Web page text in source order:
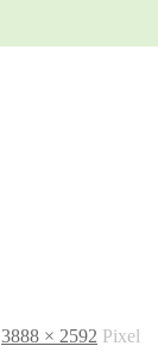
3888 × 2592 Pixel